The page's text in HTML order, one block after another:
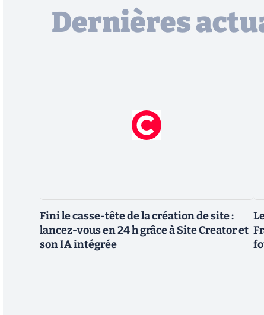
Dernières
Fini le casse-tête de la création de site :
lancez-vous en 24 h grâce à Site Creator et
son IA intégrée